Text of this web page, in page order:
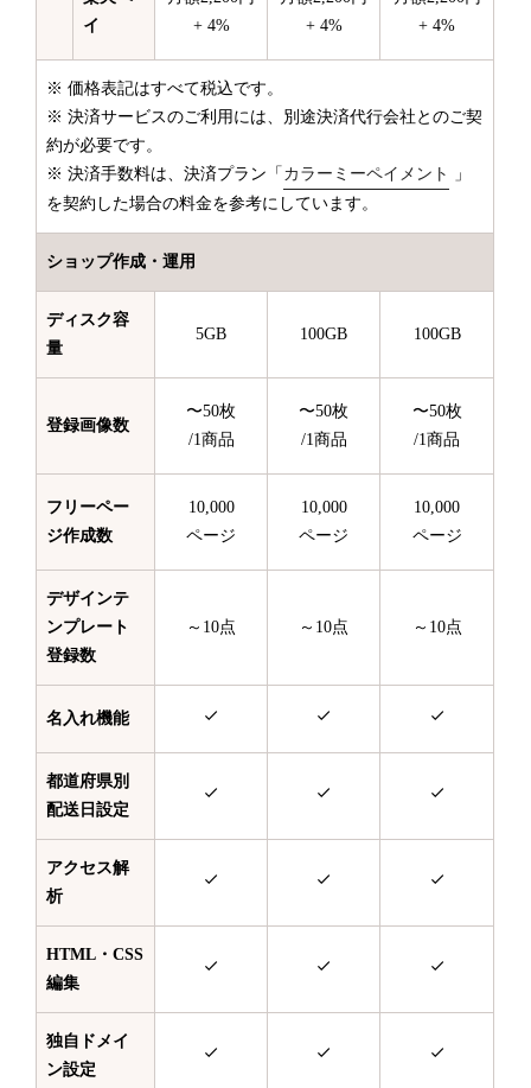
イ
+ 4%
+ 4%
+ 4%
※ 価格表記はすべて税込です。
※ 決済サービスのご利用には、別途決済代行会社とのご契
約が必要です。
※ 決済手数料は、決済プラン「 カラーミーペイメント
」
を契約した場合の料金を参考にしています。
ショップ作成・運用
ディスク容
量
5GB 100GB 100GB
登録画像数
〜50枚
/1商品
〜50枚
/1商品
〜50枚
/1商品
フリーペー
ジ作成数
10,000
ページ
10,000
ページ
10,000
ページ
デザインテ
ンプレート
登録数
～10点 ～10点 ～10点
名入れ機能
都道府県別
配送日設定
アクセス解
析
HTML・CSS
編集
独自ドメイ
ン設定